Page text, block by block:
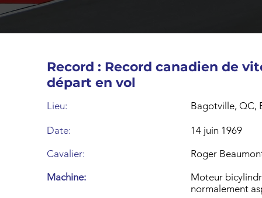
Record : Record canadien de
départ en vol
Lieu:
Date:
Cavalier:
Machine:
Bagotville, QC,
14 juin 1969
Roger
Moteur
normalement